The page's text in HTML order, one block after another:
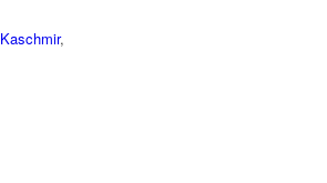
Kaschmir,